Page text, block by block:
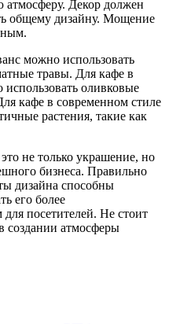
атмосферу. Декор должен
общему дизайну. Мощение
можно использовать
травы. Для кафе в
оливковые
кафе в современном стиле
растения, такие как
не только украшение, но
бизнеса. Правильно
дизайна способны
его более
посетителей. Не стоит
создании атмосферы